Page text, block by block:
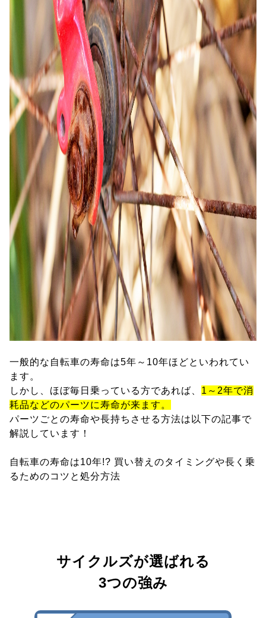
一般的な自転車の寿命は5年～10年ほどといわれてい
ます。
しかし、ほぼ毎日乗っている方であれば、 1～2年で消
耗品などのパーツに寿命が来ます。
パーツごとの寿命や長持ちさせる方法は以下の記事で
解説しています！
自転車の寿命は10年!? 買い替えのタイミングや長く乗
るためのコツと処分方法
サイクルズが選ばれる
3つの強み